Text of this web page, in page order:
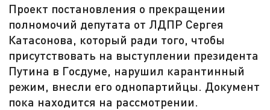
Проект постановления о прекращении
полномочий депутата от ЛДПР Сергея
Катасонова, который ради того, чтобы
присутствовать на выступлении президента
Путина в Госдуме, нарушил карантинный
режим, внесли его однопартийцы. Документ
пока находится на рассмотрении.